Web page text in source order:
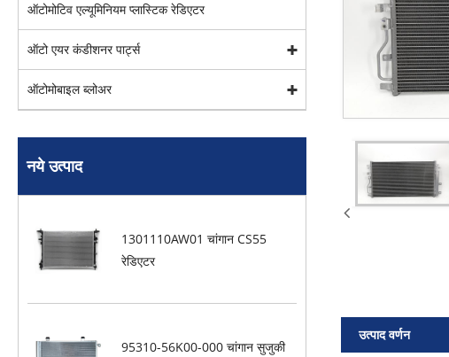
ऑटोमोटिव एल्यूमिनियम प्लास्टिक रेडिएटर
ऑटो एयर कंडीशनर पार्ट्स
ऑटोमोबाइल ब्लोअर
नये उत्पाद
1301110AW01 चांगान CS55
रेडिएटर
95310-56K00-000 चांगान सुजुकी
उत्पाद वर्णन